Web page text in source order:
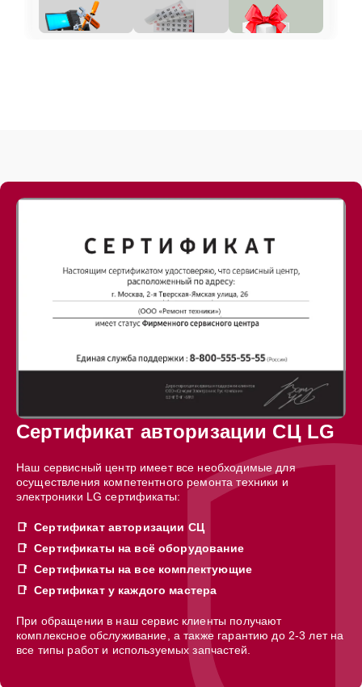
Сертификат авторизации СЦ LG
Наш сервисный центр имеет все необходимые для
осуществления компетентного ремонта техники и
электроники LG сертификаты:
Сертификат авторизации СЦ
Сертификаты на всё оборудование
Сертификаты на все комплектующие
Сертификат у каждого мастера
При обращении в наш сервис клиенты получают
комплексное обслуживание, а также гарантию до 2-3 лет на
все типы работ и используемых запчастей.